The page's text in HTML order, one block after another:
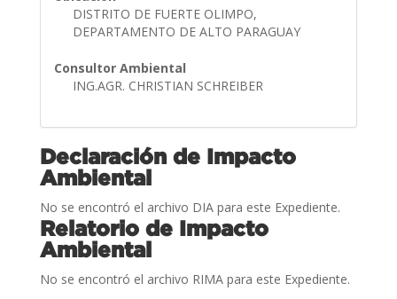
DISTRITO DE FUERTE OLIMPO,
DEPARTAMENTO DE ALTO PARAGUAY
Consultor Ambiental
ING.AGR. CHRISTIAN SCHREIBER
Declaración de Impacto
Ambiental
No se encontró el archivo DIA para este Expediente.
Relatorio de Impacto
Ambiental
No se encontró el archivo RIMA para este Expediente.